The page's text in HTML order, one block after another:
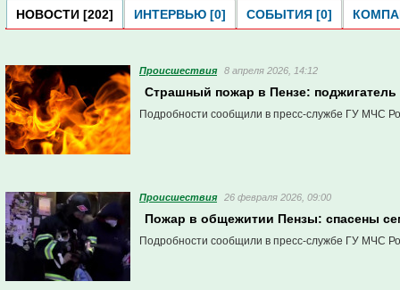
НОВОСТИ [202] ИНТЕРВЬЮ [0] СОБЫТИЯ [0]
Проиcшествия 8 апреля 2026, 14:12
Страшный пожар в Пензе: поджигатель
Подробности сообщили в пресс-службе ГУ МЧС
Проиcшествия 26 февраля 2026, 09:00
Пожар в общежитии Пензы: спасены
Подробности сообщили в пресс-службе ГУ МЧС